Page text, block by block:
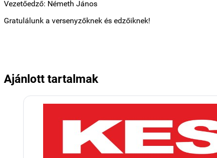
Vezetőedző: Németh János
Gratulálunk a versenyzőknek és edzőiknek!
Ajánlott tartalmak